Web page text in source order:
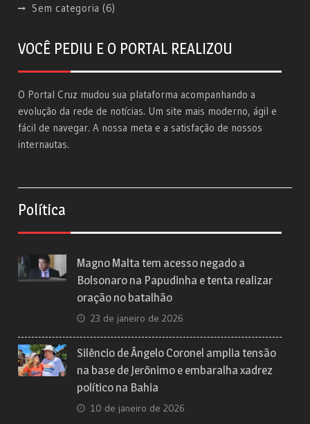
Sem categoria (6)
VOCÊ PEDIU E O PORTAL REALIZOU
O Portal Cruz mudou sua plataforma acompanhando a
evolução da rede de notícias. Um site mais moderno, ágil e
fácil de navegar. A nossa meta e a satisfação de nossos
internautas.
Política
Magno Malta tem acesso negado a
Bolsonaro na Papudinha e tenta realizar
oração no batalhão
23 de janeiro de 2026
Silêncio de Ângelo Coronel amplia tensão
na base de Jerônimo e embaralha xadrez
político na Bahia
10 de janeiro de 2026